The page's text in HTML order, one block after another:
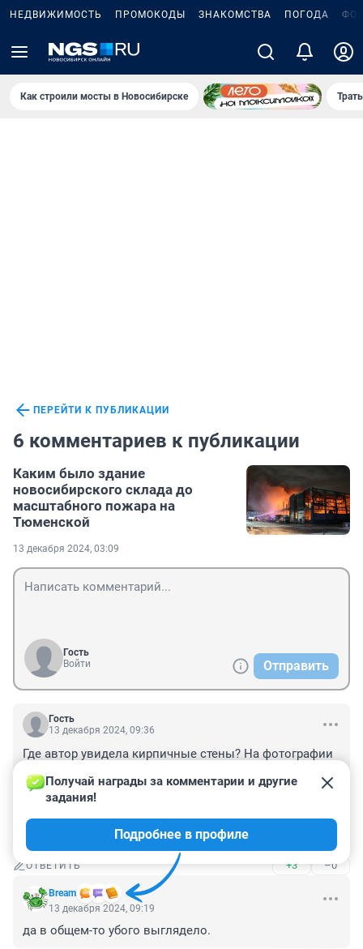
НЕДВИЖИМОСТЬ ПРОМОКОДЫ ЗНАКОМСТВА ПОГОДА
Как строили мосты в Новосибирске
ПЕРЕЙТИ К ПУБЛИКАЦИИ
6 комментариев к публикации
Каким было здание
новосибирского склада до
масштабного пожара на
Тюменской
13 декабря 2024, 03:09
Гость
Войти
Отправить
Гость
13 декабря 2024, 09:36
Где автор увидела кирпичные стены? На фотографии
чему вообще написана данная статья - чтобы
получить гонорар за ненужную информацию? Тогда
пишите еще про рядом находящиеся газон, заборчик,
ОТВЕТИТЬ +3 –0
Bream
Получай награды за комментарии и другие
задания!
Подробнее в профиле
13 декабря 2024, 09:19
да в общем-то убого выглядело.